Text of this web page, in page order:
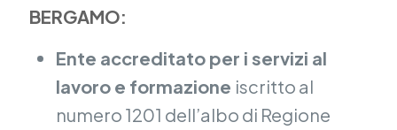
BERGAMO:
Ente accreditato per i servizi al
lavoro e formazione iscritto al
numero 1201 dell’albo di Regione